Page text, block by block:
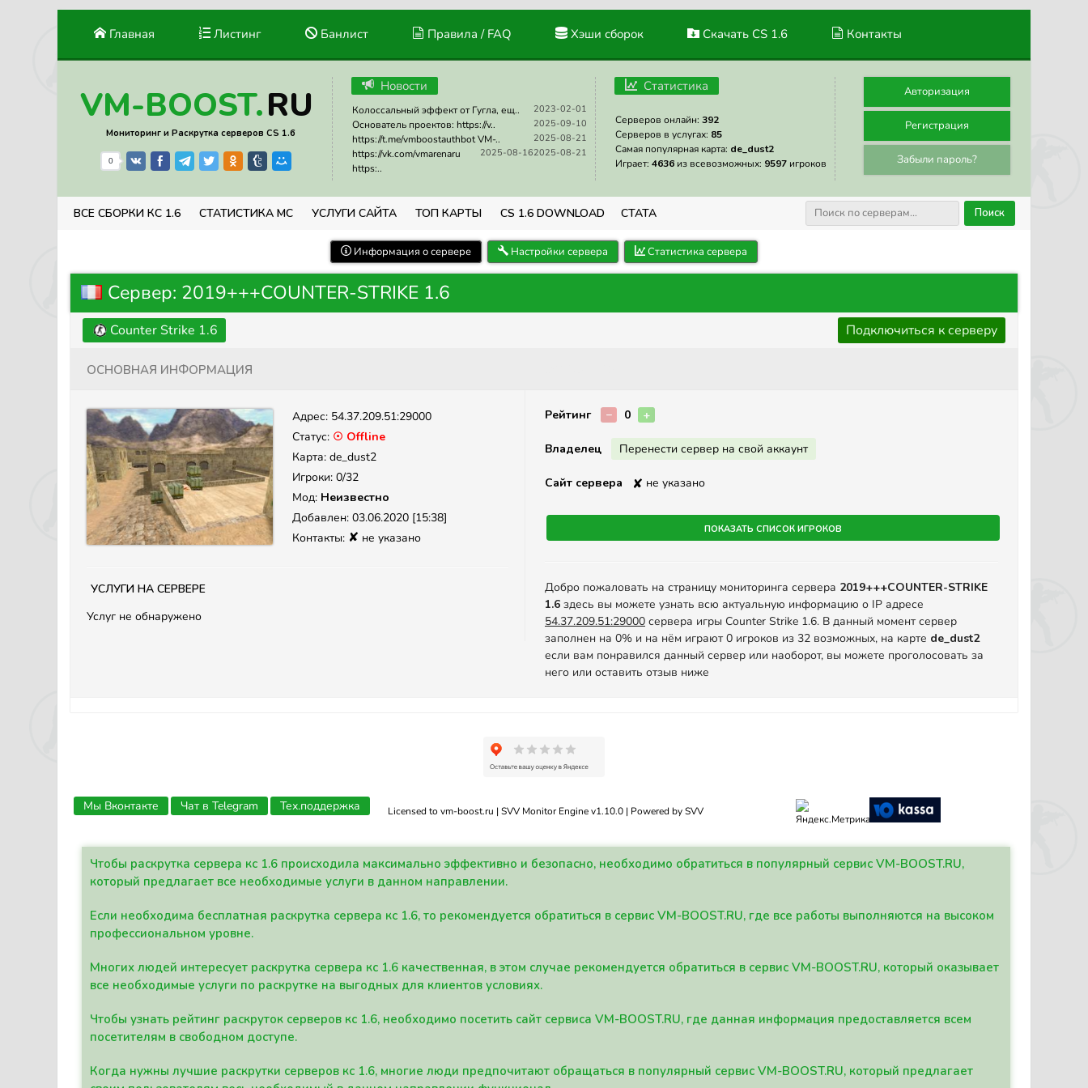
Главная Листинг Банлист Правила / FAQ Хэши сборок Скачать CS 1.6 Контакты
VM-BOOST.RU
Мониторинг и Раскрутка серверов CS 1.6
0
Новости
2023-02-01
Колоссальный эффект от Гугла, ещ..
2025-09-10
Основатель проектов: https://v..
2025-08-21
https://t.me/vmboostauthbot VM-..
2025-08-21
2025-08-16
https://vk.com/vmarenaru
https:..
Статистика
Серверов онлайн: 392
Серверов в услугах: 85
Самая популярная карта: de_dust2
Играет: 4636 из всевозможных: 9597 игроков
Авторизация
Регистрация
Забыли пароль?
ВСЕ СБОРКИ КС 1.6 СТАТИСТИКА МС УСЛУГИ САЙТА ТОП КАРТЫ CS 1.6 DOWNLOAD СТАТА Поиск
Информация о сервере Настройки сервера Статистика сервера
Сервер: 2019+++COUNTER-STRIKE 1.6
Counter Strike 1.6 Подключиться к серверу
Основная информация
Адрес: 54.37.209.51:29000
Статус: ☉ Offline
Карта: de_dust2
Игроки: 0/32
Мод: Неизвестно
Добавлен: 03.06.2020 [15:38]
Контакты: ✘ не указано
Услуги на сервере
Услуг не обнаружено
Рейтинг − 0 +
Владелец Перенести сервер на свой аккаунт
Сайт сервера ✘ не указано
Показать список игроков
Добро пожаловать на страницу мониторинга сервера 2019+++COUNTER-STRIKE
1.6 здесь вы можете узнать всю актуальную информацию о IP адресе
54.37.209.51:29000 сервера игры Counter Strike 1.6. В данный момент сервер
заполнен на 0% и на нём играют 0 игроков из 32 возможных, на карте de_dust2
если вам понравился данный сервер или наоборот, вы можете проголосовать за
него или оставить отзыв ниже
Licensed to vm-boost.ru | SVV Monitor Engine v1.10.0 | Powered by SVV
Мы Вконтакте Чат в Telegram Тех.поддержка
Чтобы раскрутка сервера кс 1.6 происходила максимально эффективно и безопасно, необходимо обратиться в популярный сервис VM-BOOST.RU,
который предлагает все необходимые услуги в данном направлении.
Если необходима бесплатная раскрутка сервера кс 1.6, то рекомендуется обратиться в сервис VM-BOOST.RU, где все работы выполняются на высоком
профессиональном уровне.
Многих людей интересует раскрутка сервера кс 1.6 качественная, в этом случае рекомендуется обратиться в сервис VM-BOOST.RU, который оказывает
все необходимые услуги по раскрутке на выгодных для клиентов условиях.
Чтобы узнать рейтинг раскруток серверов кс 1.6, необходимо посетить сайт сервиса VM-BOOST.RU, где данная информация предоставляется всем
посетителям в свободном доступе.
Когда нужны лучшие раскрутки серверов кс 1.6, многие люди предпочитают обращаться в популярный сервис VM-BOOST.RU, который предлагает